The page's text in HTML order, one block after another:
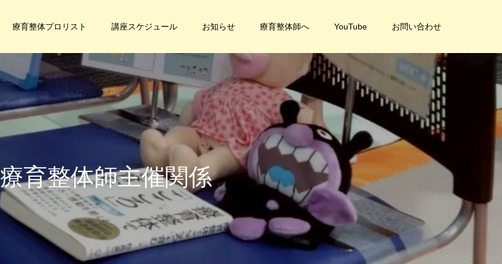
療育整体プロリスト 講座スケジュール お知らせ 療育整体師へ YouTube お問い合わせ
療育整体師主催関係